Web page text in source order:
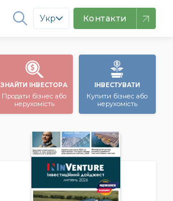
Укр Контакти
ЗНАЙТИ ІНВЕСТОРА
Продати бізнес або
нерухомість
ІНВЕСТУВАТИ
Купити бізнес або
нерухомість